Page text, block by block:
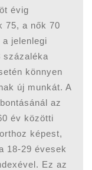
évig
75, a nők 70
jelenlegi
százaléka
könnyen
új munkát. A
az
év közötti
képest,
18-29 évesek
Ez az